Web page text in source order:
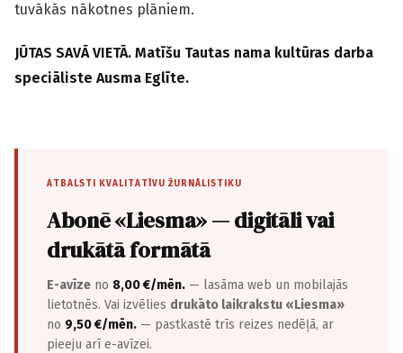
tuvākās nākotnes plāniem.
JŪTAS SAVĀ VIETĀ. Matīšu Tautas nama kultūras darba
speciāliste Ausma Eglīte.
ATBALSTI KVALITATĪVU ŽURNĀLISTIKU
Abonē «Liesma» — digitāli vai
drukātā formātā
E-avīze no 8,00 €/mēn. — lasāma web un mobilajās
lietotnēs. Vai izvēlies drukāto laikrakstu «Liesma»
no 9,50 €/mēn. — pastkastē trīs reizes nedēļā, ar
pieeju arī e-avīzei.